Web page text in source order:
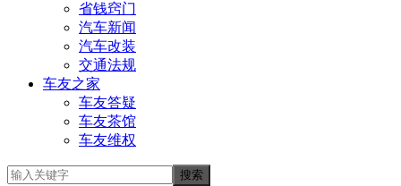
省钱窍门
汽车新闻
汽车改装
交通法规
车友之家
车友答疑
车友茶馆
车友维权